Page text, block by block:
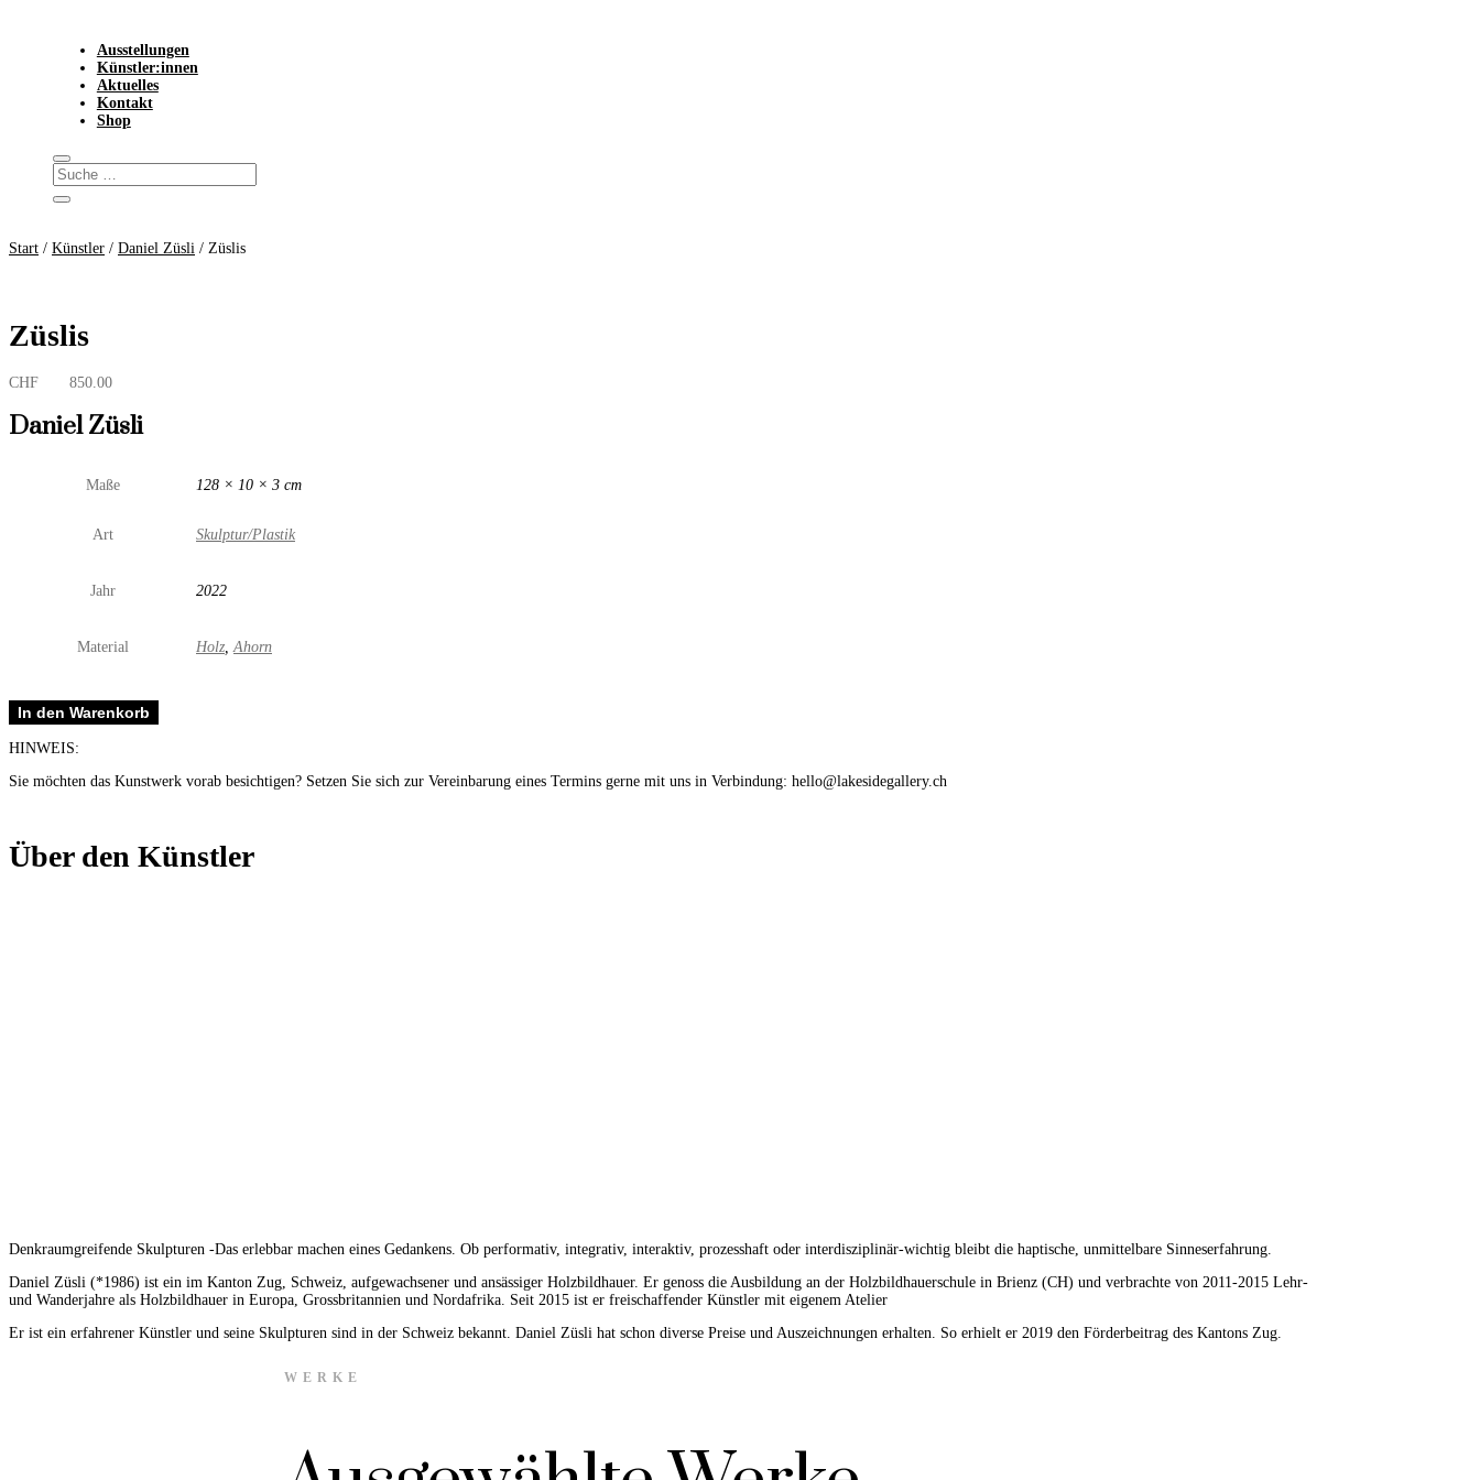
Ausstellungen
Künstler:innen
Aktuelles
Kontakt
Shop
Start / Künstler / Daniel Züsli / Züslis
Züslis
CHF 850.00
Daniel Züsli
Maße 128 × 10 × 3 cm
Art Skulptur/Plastik
Jahr 2022
Material Holz Ahorn
Züslis
Menge
In den Warenkorb
HINWEIS:
Sie möchten das Kunstwerk vorab besichtigen? Setzen Sie sich zur Vereinbarung eines Termins gerne mit uns in Verbindung: hello@lakesidegallery.ch
Über den Künstler
Denkraumgreifende Skulpturen -Das erlebbar machen eines Gedankens. Ob performativ, integrativ, interaktiv, prozesshaft oder interdisziplinär-wichtig bleibt die haptische, unmittelbare Sinneserfahrung.
Daniel Züsli (*1986) ist ein im Kanton Zug, Schweiz, aufgewachsener und ansässiger Holzbildhauer. Er genoss die Ausbildung an der Holzbildhauerschule in Brienz (CH) und verbrachte von 2011-2015 Lehr-
und Wanderjahre als Holzbildhauer in Europa, Grossbritannien und Nordafrika. Seit 2015 ist er freischaffender Künstler mit eigenem Atelier
Er ist ein erfahrener Künstler und seine Skulpturen sind in der Schweiz bekannt. Daniel Züsli hat schon diverse Preise und Auszeichnungen erhalten. So erhielt er 2019 den Förderbeitrag des Kantons Zug.
WERKE